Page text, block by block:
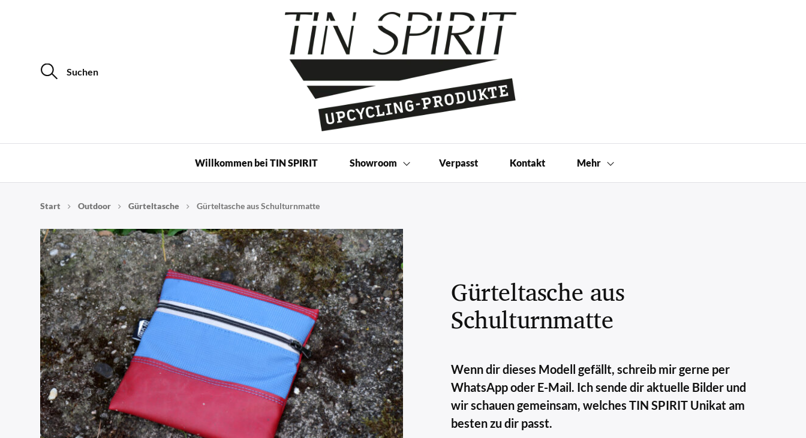
S
u
c
Upcycling Produkte | Shop
Willkommen bei TIN SPIRIT Showroom Verpasst Kontakt Mehr
Start Outdoor Gürteltasche Gürteltasche aus Schulturnmatte
Gürteltasche aus
Schulturnmatte
Wenn dir dieses Modell gefällt, schreib mir gerne per
WhatsApp oder E-Mail. Ich sende dir aktuelle Bilder und
wir schauen gemeinsam, welches TIN SPIRIT Unikat am
besten zu dir passt.